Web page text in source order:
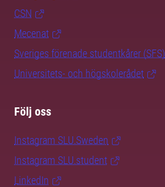
CSN
Mecenat
Sveriges förenade studentkårer (SFS)
Universitets- och högskolerådet
Följ oss
Instagram SLU.Sweden
Instagram SLU.student
LinkedIn